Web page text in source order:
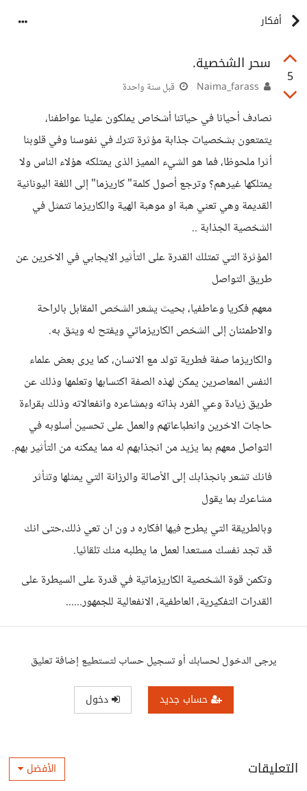
أفكار
5
سحر الشخصية.
قبل سنة واحدة
نصادف أحيانا في حياتنا أشخاص يملكون علينا عواطفنا،
يتمتعون بشخصيات جذابة مؤثرة تترك في نفوسنا وفي قلوبنا
أثرا ملحوظا، فما هو الشيء المميز الذى يمتلكه هؤلاء الناس ولا
يمتلكها غيرهم؟ وترجع أصول كلمة" كاريزما" إلى اللغة اليونانية
القديمة وهي تعني هبة او موهبة الهية والكاريزما تتمثل في
الشخصية الجذابة ..
المؤثرة التي تمتلك القدرة على التأثير الايجابي في الاخرين عن
طريق التواصل
معهم فكريا وعاطفيا، بحيث يشعر الشخص المقابل بالراحة
والاطمئنان إلى الشخص الكاريزماتي ويفتح له ويثق به.
والكاريزما صفة فطرية تولد مع الانسان، كما يرى بعض علماء
النفس المعاصرين يمكن لهذه الصفة اكتسابها وتعلمها وذلك عن
طريق زيادة وعي الفرد بذاته وبمشاعره وانفعالاته وذلك بقراءة
حاجات الاخرين وانطباعاتهم والعمل على تحسين أسلوبه في
التواصل معهم بما يزيد من انجذابهم له مما يمكنه من التأثير بهم.
فانك تشعر بانجذابك إلى الأصالة والرزانة التي يمثلها وتثأثر
مشاعرك بما يقول
وبالطريقة التي يطرح فيها افكاره د ون ان تعي ذلك،حتى انك
قد تجد نفسك مستعدا لعمل ما يطلبه منك تلقائيا.
وتكمن قوة الشخصية الكاريزماتية في قدرة على السيطرة على
القدرات التفكيرية، العاطفية، الانفعالية للجمهور......
يرجى الدخول لحسابك أو تسجيل حساب لتستطيع إضافة تعليق
حساب جديد دخول
التعليقات الأفضل